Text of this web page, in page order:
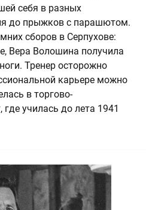
себя в разных
до прыжков с парашютом.
сборов в Серпухове:
Вера Волошина получила
Тренер осторожно
карьере можно
в торгово-
училась до лета 1941